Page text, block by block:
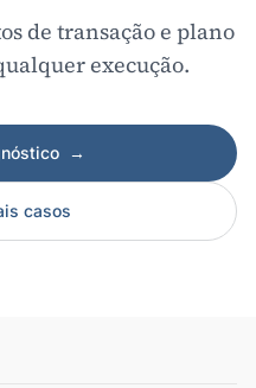
de transação e plano
execução.
→
casos